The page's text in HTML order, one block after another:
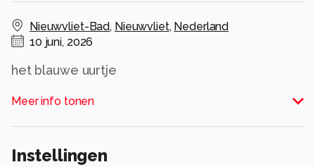
Nieuwvliet-Bad, Nieuwvliet, Nederland
10 juni, 2026
het blauwe uurtje
Alle rechten voorbehouden
Meer info tonen
Instellingen